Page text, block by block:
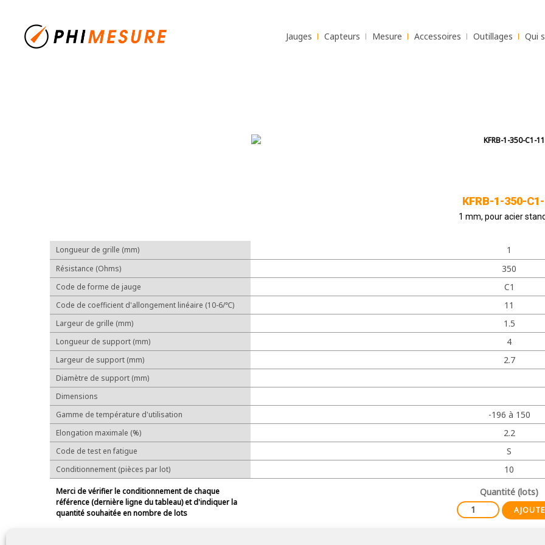
Jauges Capteurs Mesure Accessoires Outillages Qui
Merci de vérifier le conditionnement de chaque
référence (dernière ligne du tableau) et d'indiquer la
quantité souhaitée en nombre de lots
Longueur de grille (mm)
Résistance (Ohms)
Code de forme de jauge
Code de coefficient d'allongement linéaire (10-6/℃)
Largeur de grille (mm)
Longueur de support (mm)
Largeur de support (mm)
Diamètre de support (mm)
Dimensions
Gamme de température d'utilisation
Elongation maximale (%)
Code de test en fatigue
Conditionnement (pièces par lot)
KFRB-1-350-
1 mm, pour acier
Quantité (lots)
1
350
C1
11
1.5
4
2.7
-196 à 150
2.2
S
10